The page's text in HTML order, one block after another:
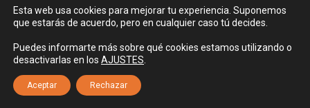
CLJV © 2025Aviso legal |Política de privacidad |Política sobre el uso
de cookies
Esta web usa cookies para mejorar tu experiencia. Suponemos
que estarás de acuerdo, pero en cualquier caso tú decides.
Puedes informarte más sobre qué cookies estamos utilizando o
desactivarlas en los AJUSTES
Aceptar Rechazar